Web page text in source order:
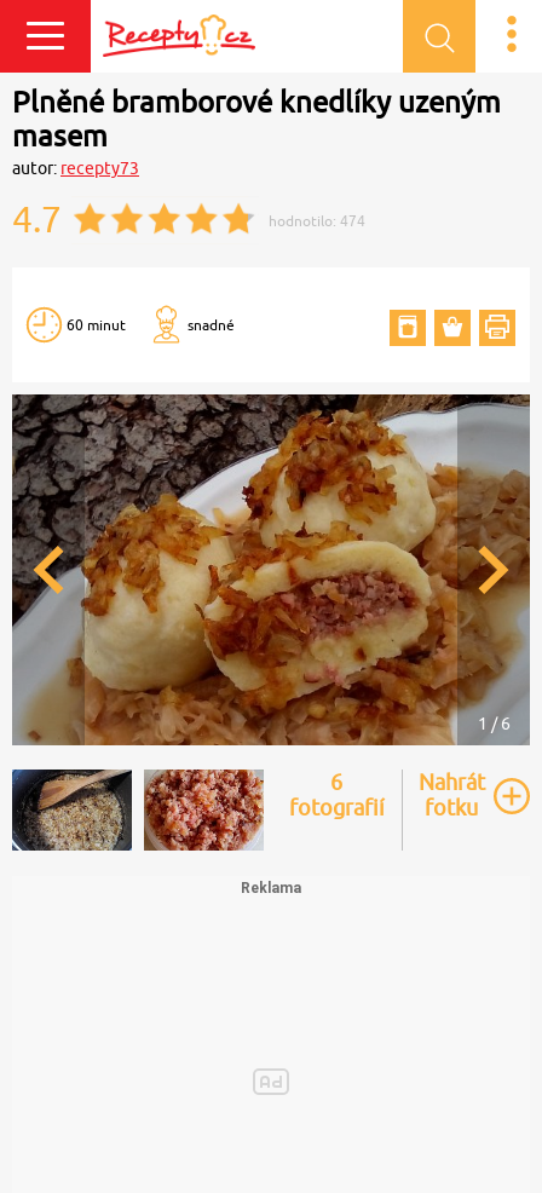
Plněné bramborové knedlíky uzeným
masem
autor: recepty73
4.7 hodnotilo: 474
60 minut snadné
1 / 6
6
fotografií
Nahrát
fotku